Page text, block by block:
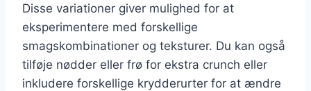
Disse variationer giver mulighed for at
eksperimentere med forskellige
smagskombinationer og teksturer. Du kan også
tilføje nødder eller frø for ekstra crunch eller
inkludere forskellige krydderurter for at ændre